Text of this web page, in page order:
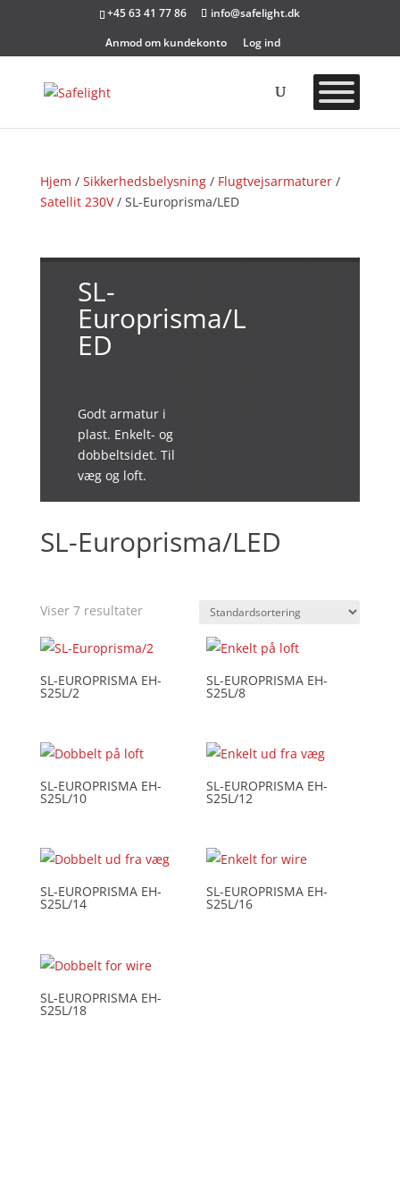
+45 63 41 77 86
info@safelight.dk
Anmod om kundekonto
Log ind
Hjem / Sikkerhedsbelysning/ Flugtvejsarmaturer/
Satellit 230V/ SL-Europrisma/LED
SL-
Europrisma/L
ED
Godt armatur i
plast. Enkelt- og
dobbeltsidet. Til
væg og loft.
SL-Europrisma/LED
Viser 7 resultater
SL-EUROPRISMA EH-
S25L/2
SL-EUROPRISMA EH-
S25L/8
SL-EUROPRISMA EH-
S25L/10
SL-EUROPRISMA EH-
S25L/12
SL-EUROPRISMA EH-
S25L/14
SL-EUROPRISMA EH-
S25L/16
SL-EUROPRISMA EH-
S25L/18